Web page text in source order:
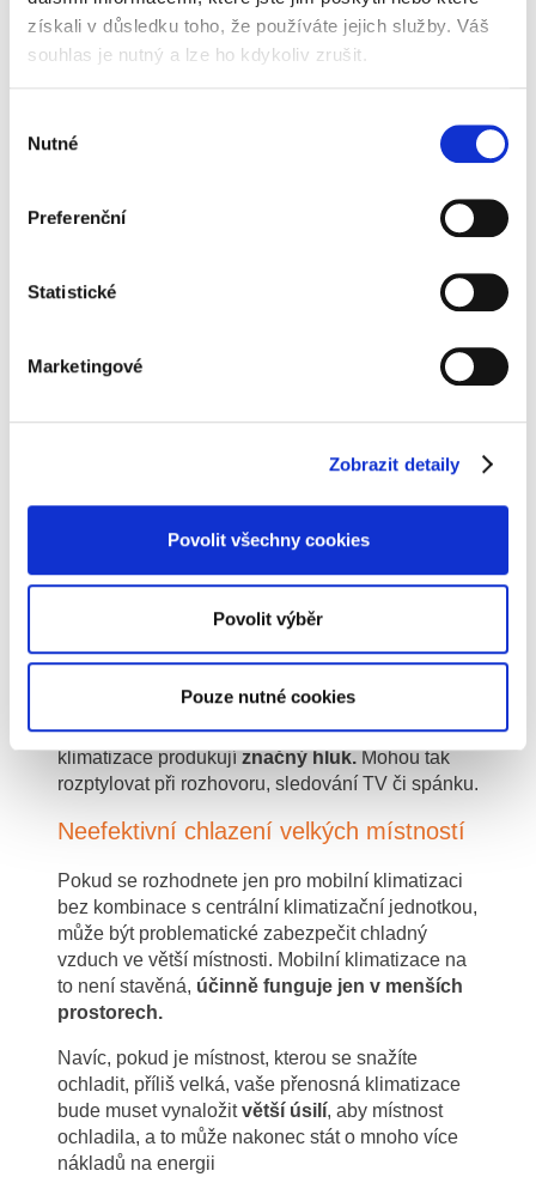
získali v důsledku toho, že používáte jejich služby. Váš
souhlas je nutný a lze ho kdykoliv zrušit.
souhlasu
Nutné
Preferenční
Statistické
Marketingové
Zobrazit detaily
Povolit všechny cookies
Povolit výběr
Pouze nutné cookies
možné jiskrýtneboodložitv období, kdy ji
nepotřebujete využívat. Pokud máte pocit, že
klimatizace kazí vzhled vašeho interiéru, můžete
tomu
ve vaší místnosti.
is simply dummy text of the printing
the industry’s standard dummy text ever since the
1500s, when an unknown printer took a galley of
type and scrambled it to make a type specimen
book. It has survived not only five centuries, but
remaining essentially unchanged.
Nevýhody mobilní klimatizace
Navzdory značným výhodám, které mobilní
klimatizace nabízí, je třeba zmínit i hlavní
První a nejdůležitější nevýhodou je, že mobilní
klimatizace produkujíznačný hluk.Mohou tak
rozptylovat při rozhovoru, sledování TV či spánku.
Neefektivní chlazení velkých místností
Pokud se rozhodnete jen pro mobilní klimatizaci
bez kombinace s centrální klimatizační jednotkou,
může být problematické zabezpečit chladný
vzduch ve větší místnosti. Mobilní klimatizace na
to není stavěná, účinně funguje jen v menších
prostorech.
Navíc, pokud je místnost, kterou se snažíte
ochladit, příliš velká, vaše přenosná klimatizace
bude muset vynaložitvětší úsilí, aby místnost
ochladila, a to může nakonec stát o mnoho více
nákladů na energii